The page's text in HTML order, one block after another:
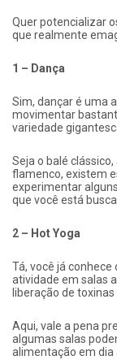
Quer potencializar
que realmente
1 – Dança
Sim, dançar é uma
movimentar
variedade
Seja o balé
flamenco, existem
experimentar
que você está
2 – Hot Yoga
Tá, você já conhece
atividade em salas
liberação de
Aqui, vale a pena
algumas salas
alimentação em dia